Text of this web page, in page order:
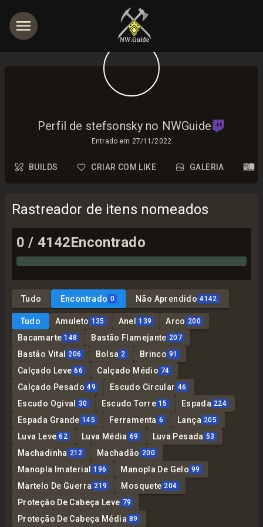
Perfil de stefsonsky no NWGuide
Entrado em 27/11/2022
BUILDS CRIAR COM LIKE GALERIA
Rastreador de itens nomeados
0 / 4142Encontrado
Tudo Encontrado 0 Não Aprendido 4142
Tudo Amuleto 135 Anel 139 Arco 200
Bacamarte 148 Bastão Flamejante 207
Bastão Vital 206 Bolsa 2 Brinco 91
Calçado Leve 66 Calçado Médio 74
Calçado Pesado 49 Escudo Circular 46
Escudo Ogival 30 Escudo Torre 15 Espada 224
Espada Grande 145 Ferramenta 6 Lança 205
Luva Leve 62 Luva Média 69 Luva Pesada 53
Machadinha 212 Machadão 200
Manopla Imaterial 196 Manopla De Gelo 99
Martelo De Guerra 219 Mosquete 204
Proteção De Cabeça Leve 79
Proteção De Cabeça Média 89